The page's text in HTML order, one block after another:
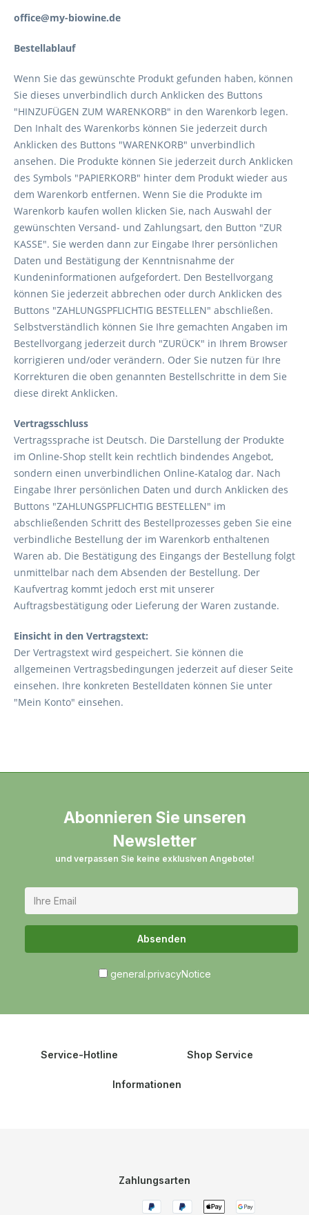
office@my-biowine.de
Bestellablauf
Wenn Sie das gewünschte Produkt gefunden haben, können
Sie dieses unverbindlich durch Anklicken des Buttons
"HINZUFÜGEN ZUM WARENKORB" in den Warenkorb legen.
Den Inhalt des Warenkorbs können Sie jederzeit durch
Anklicken des Buttons "WARENKORB" unverbindlich
ansehen. Die Produkte können Sie jederzeit durch Anklicken
des Symbols "PAPIERKORB" hinter dem Produkt wieder aus
dem Warenkorb entfernen. Wenn Sie die Produkte im
Warenkorb kaufen wollen klicken Sie, nach Auswahl der
gewünschten Versand- und Zahlungsart, den Button "ZUR
KASSE". Sie werden dann zur Eingabe Ihrer persönlichen
Daten und Bestätigung der Kenntnisnahme der
Kundeninformationen aufgefordert. Den Bestellvorgang
können Sie jederzeit abbrechen oder durch Anklicken des
Buttons "ZAHLUNGSPFLICHTIG BESTELLEN" abschließen.
Selbstverständlich können Sie Ihre gemachten Angaben im
Bestellvorgang jederzeit durch "ZURÜCK" in Ihrem Browser
korrigieren und/oder verändern. Oder Sie nutzen für Ihre
Korrekturen die oben genannten Bestellschritte in dem Sie
diese direkt Anklicken.
Vertragsschluss
Vertragssprache ist Deutsch. Die Darstellung der Produkte
im Online-Shop stellt kein rechtlich bindendes Angebot,
sondern einen unverbindlichen Online-Katalog dar. Nach
Eingabe Ihrer persönlichen Daten und durch Anklicken des
Buttons "ZAHLUNGSPFLICHTIG BESTELLEN" im
abschließenden Schritt des Bestellprozesses geben Sie eine
verbindliche Bestellung der im Warenkorb enthaltenen
Waren ab. Die Bestätigung des Eingangs der Bestellung folgt
unmittelbar nach dem Absenden der Bestellung. Der
Kaufvertrag kommt jedoch erst mit unserer
Auftragsbestätigung oder Lieferung der Waren zustande.
Einsicht in den Vertragstext:
Der Vertragstext wird gespeichert. Sie können die
allgemeinen Vertragsbedingungen jederzeit auf dieser Seite
einsehen. Ihre konkreten Bestelldaten können Sie unter
"Mein Konto" einsehen.
Abonnieren Sie unseren
Newsletter
und verpassen Sie keine exklusiven Angebote!
Absenden
general.privacyNotice
Service-Hotline Shop Service
Informationen
Zahlungsarten